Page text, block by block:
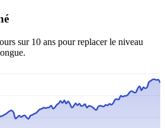
sur 10 ans pour replacer le niveau